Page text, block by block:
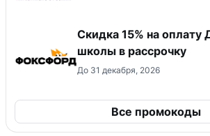
Скидка 15% на
школы в рассрочку
До 31 декабря, 2026
Все промокоды